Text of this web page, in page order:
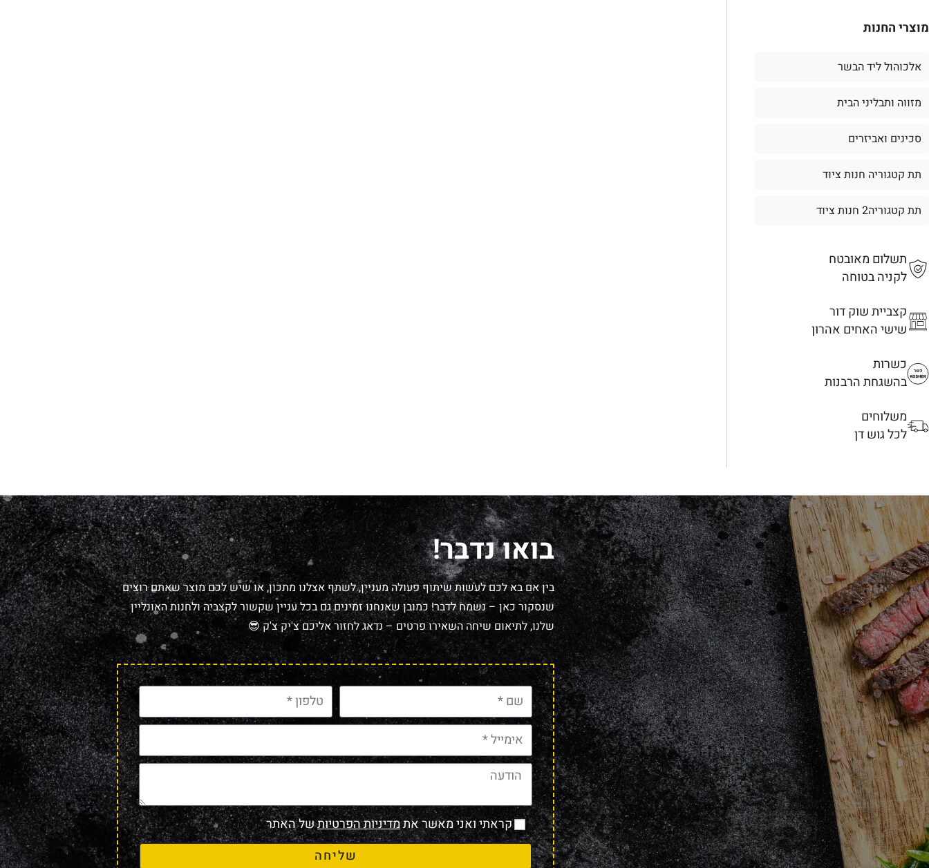
מוצרי החנות
אלכוהול ליד הבשר
מזווה ותבליני הבית
סכינים ואביזרים
תת קטגוריה חנות ציוד
תת קטגוריה2 חנות ציוד
תשלום מאובטח
לקניה בטוחה
קצביית שוק דור
שישי האחים אהרון
כשרות
בהשגחת הרבנות
משלוחים
לכל גוש דן
בואו נדבר!
בין אם בא לכם לעשות שיתוף פעולה מעניין, לשתף אצלנו מתכון, או שיש לכם מוצר שאתם רוצים
שנסקור כאן – נשמח לדבר! כמובן שאנחנו זמינים גם בכל עניין שקשור לקצביה ולחנות האונליין
שלנו, לתיאום שיחה השאירו פרטים – נדאג לחזור אליכם צ'יק צ'ק 😎
קראתי ואני מאשר אתמדיניות הפרטיותשל האתר
שליחה